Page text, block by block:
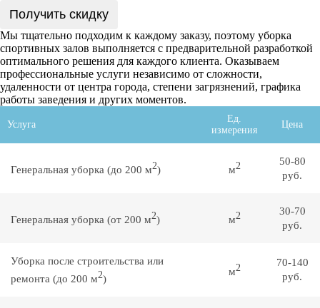
Получить скидку
Мы тщательно подходим к каждому заказу, поэтому уборка
спортивных залов выполняется с предварительной разработкой
оптимального решения для каждого клиента. Оказываем
профессиональные услуги независимо от сложности,
удаленности от центра города, степени загрязнений, графика
работы заведения и других моментов.
Услуга
Ед.
измерения
Цена
Генеральная уборка (до 200 м2) м2
50-80
руб.
Генеральная уборка (от 200 м2) м2
30-70
руб.
Уборка после строительства или
ремонта (до 200 м2)
м2
70-140
руб.